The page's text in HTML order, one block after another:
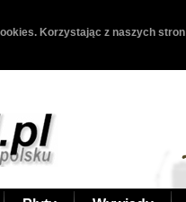
Korzystając z naszych